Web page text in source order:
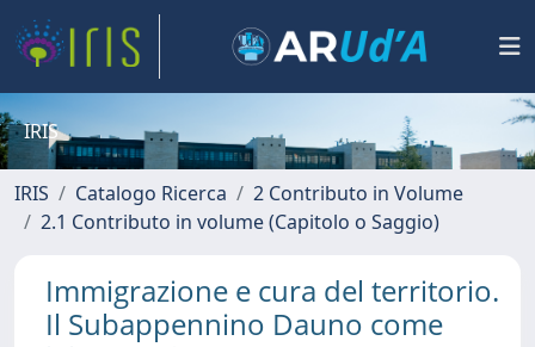
IRIS
IRIS Catalogo Ricerca
2 Contributo in Volume
2.1 Contributo in volume (Capitolo o Saggio)
Immigrazione e cura del territorio.
Il Subappennino Dauno come